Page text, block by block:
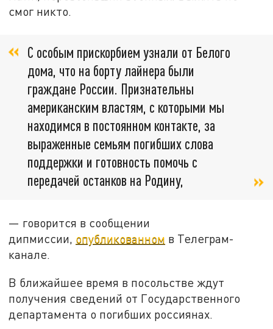
смог никто.
С особым прискорбием узнали от Белого
дома, что на борту лайнера были
граждане России. Признательны
американским властям, с которыми мы
находимся в постоянном контакте, за
выраженные семьям погибших слова
поддержки и готовность помочь с
передачей останков на Родину,
— говорится в сообщении
дипмиссии, опубликованном в Телеграм-
канале.
В ближайшее время в посольстве ждут
получения сведений от Государственного
департамента о погибших россиянах.